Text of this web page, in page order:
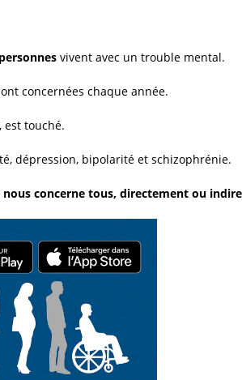
vivent avec un trouble mental.
concernées chaque année.
est touché.
dépression, bipolarité et schizophrénie.
nous concerne tous, directement ou